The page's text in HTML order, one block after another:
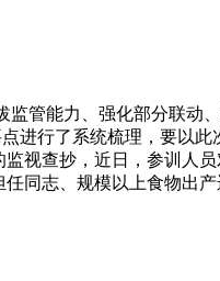
管能力、强化部分联动
进行了系统梳理，要以
视查抄，近日，参训人
同志、规模以上食物出